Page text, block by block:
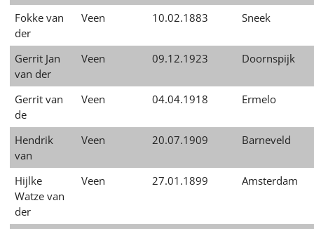
Español
Italiano
Polski
Português
Yкраїнський
Fokke van
der
Veen 10.02.1883 Sneek
Gerrit Jan
van der
Veen 09.12.1923 Doornspijk
Gerrit van
de
Veen 04.04.1918 Ermelo
Hendrik
van
Veen 20.07.1909 Barneveld
Hijlke
Watze van
der
Veen 27.01.1899 Amsterdam